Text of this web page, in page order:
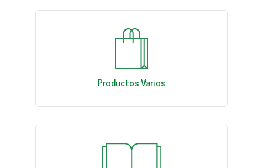
Productos Varios